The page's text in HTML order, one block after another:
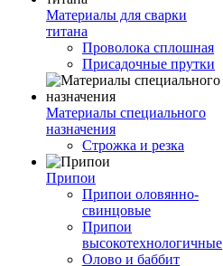
Материалы для сварки
титана
Проволока сплошная
Присадочные прутки
Материалы специального
назначения
Строжка и резка
Припои
Припои оловянно-
свинцовые
Припои
высокотехнологичные
Олово и баббит